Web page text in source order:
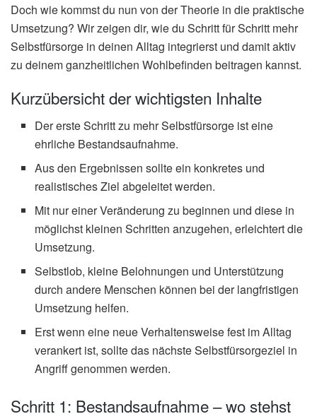
Doch wie kommst du nun von der Theorie in die praktische
Umsetzung? Wir zeigen dir, wie du Schritt für Schritt mehr
Selbstfürsorge in deinen Alltag integrierst und damit aktiv
zu deinem ganzheitlichen Wohlbefinden beitragen kannst.
Kurzübersicht der wichtigsten Inhalte
Der erste Schritt zu mehr Selbstfürsorge ist eine
ehrliche Bestandsaufnahme.
Aus den Ergebnissen sollte ein konkretes und
realistisches Ziel abgeleitet werden.
Mit nur einer Veränderung zu beginnen und diese in
möglichst kleinen Schritten anzugehen, erleichtert die
Umsetzung.
Selbstlob, kleine Belohnungen und Unterstützung
durch andere Menschen können bei der langfristigen
Umsetzung helfen.
Erst wenn eine neue Verhaltensweise fest im Alltag
verankert ist, sollte das nächste Selbstfürsorgeziel in
Angriff genommen werden.
Schritt 1: Bestandsaufnahme – wo stehst